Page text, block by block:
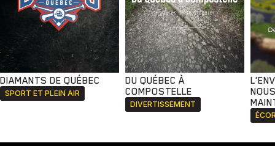
DIAMANTS DE QUÉBEC
SPORT ET PLEIN AIR
DU QUÉBEC À
COMPOSTELLE
DIVERTISSEMENT